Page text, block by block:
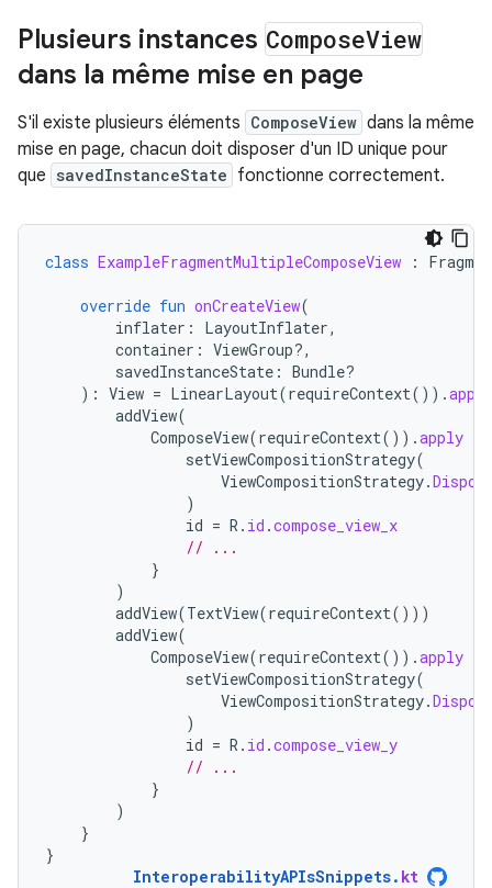
Plusieurs instances ComposeView
dans la même mise en page
S'il existe plusieurs éléments ComposeView dans la même
mise en page, chacun doit disposer d'un ID unique pour
que savedInstanceState fonctionne correctement.
class ExampleFragmentMultipleComposeView :
override fun onCreateView(
inflater : LayoutInflater,
container : ViewGroup?,
savedInstanceState : Bundle?
): View = LinearLayout(requireContext()).apply
addView(
ComposeView(requireContext()).apply
setViewCompositionStrategy(
ViewCompositionStrategy.
)
id = R . id .compose_view_x
// ...
}
)
addView(TextView(requireContext()))
addView(
ComposeView(requireContext()).apply
setViewCompositionStrategy(
ViewCompositionStrategy.
)
id = R . id .compose_view_y
// ...
}
)
}
}
InteroperabilityAPIsSnippets. kt